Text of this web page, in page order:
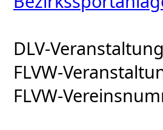
DLV-
FLVW-
FLVW-